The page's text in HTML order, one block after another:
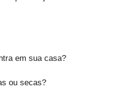
em sua casa?
ou secas?